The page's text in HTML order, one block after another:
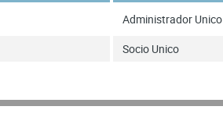
Administrador Unico
Socio Unico